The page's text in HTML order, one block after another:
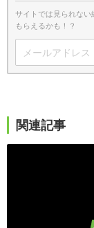
サイトでは見られな
もらえるかも！？
関連記事